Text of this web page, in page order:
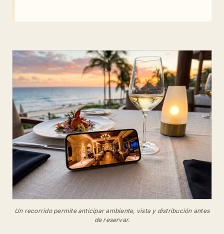
Un recorrido permite anticipar ambiente, vista y distribución antes
de reservar.